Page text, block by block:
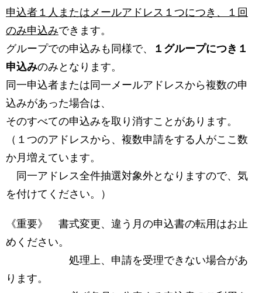
申込者１人またはメールアドレス１つにつき、１回
のみ申込みできます。
グループでの申込みも同様で、
１グループにつき１
申込みのみとなります。
同一申込者または同一メールアドレスから複数の申
込みがあった場合は、
そのすべての申込みを取り消すことがあります。
（１つのアドレスから、複数申請をする人がここ数
か月増えています。
同一アドレス全件抽選対象外となりますので、気
を付けてください。）
《重要》 書式変更、違う月の申込書の転用はお止
めください。
処理上、申請を受理できない場合があ
ります。